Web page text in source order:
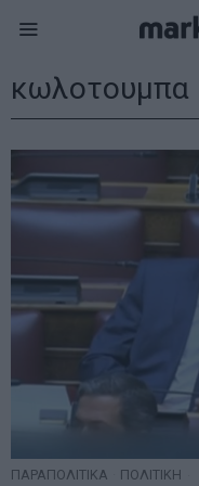
κωλοτουμπα
ΠΑΡΑΠΟΛΙΤΙΚΑ ΠΟΛΙΤΙΚΗ